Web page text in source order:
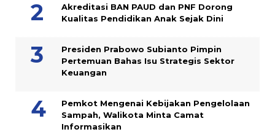
Akreditasi BAN PAUD dan PNF Dorong
Kualitas Pendidikan Anak Sejak Dini
Presiden Prabowo Subianto Pimpin
Pertemuan Bahas Isu Strategis Sektor
Keuangan
Pemkot Mengenai Kebijakan Pengelolaan
Sampah, Walikota Minta Camat
Informasikan